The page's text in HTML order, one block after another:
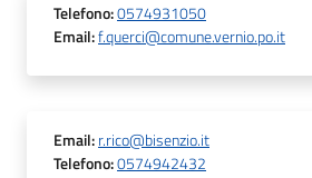
Telefono:0574931050
Email:f.querci@comune.vernio.po.it
Email:r.rico@bisenzio.it
Telefono:0574942432